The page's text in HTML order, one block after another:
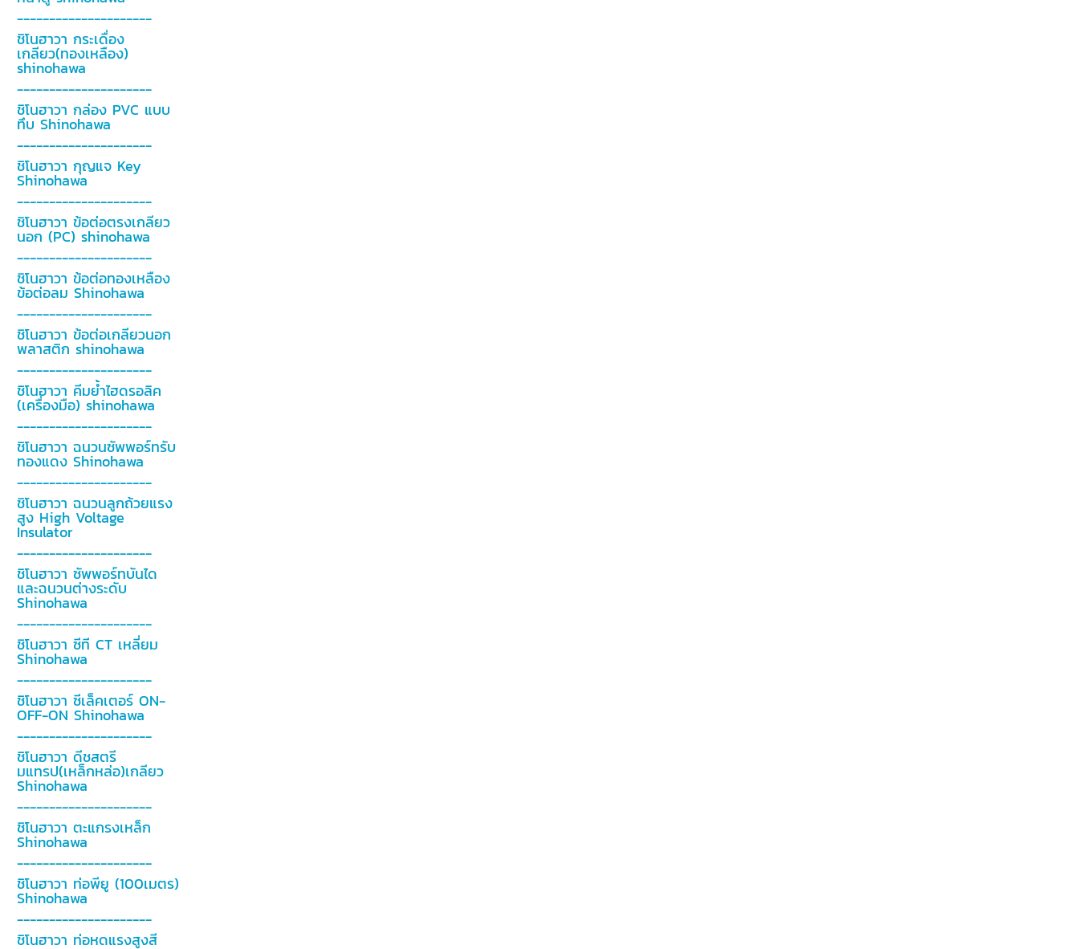
---------------------
ชิโนฮาวา กระเดื่อง
เกลียว(ทองเหลือง)
shinohawa
---------------------
ชิโนฮาวา กล่อง PVC แบบ
ทึบ Shinohawa
---------------------
ชิโนฮาวา กุญแจ Key
Shinohawa
---------------------
ชิโนฮาวา ข้อต่อตรงเกลียว
นอก (PC) shinohawa
---------------------
ชิโนฮาวา ข้อต่อทองเหลือง
ข้อต่อลม Shinohawa
---------------------
ชิโนฮาวา ข้อต่อเกลียวนอก
พลาสติก shinohawa
---------------------
ชิโนฮาวา คีมย้ำไฮดรอลิค
(เครื่องมือ) shinohawa
---------------------
ชิโนฮาวา ฉนวนซัพพอร์ทรับ
ทองแดง Shinohawa
---------------------
ชิโนฮาวา ฉนวนลูกถ้วยแรง
สูง High Voltage
Insulator
---------------------
ชิโนฮาวา ซัพพอร์ทบันได
และฉนวนต่างระดับ
Shinohawa
---------------------
ชิโนฮาวา ซีที CT เหลี่ยม
Shinohawa
---------------------
ชิโนฮาวา ซีเล็คเตอร์ ON-
OFF-ON Shinohawa
---------------------
ชิโนฮาวา ดีชสตรี
มแทรป(เหล็กหล่อ)เกลียว
Shinohawa
---------------------
ชิโนฮาวา ตะแกรงเหล็ก
Shinohawa
---------------------
ชิโนฮาวา ท่อพียู (100เมตร)
Shinohawa
---------------------
ชิโนฮาวา ท่อหดแรงสูงสี